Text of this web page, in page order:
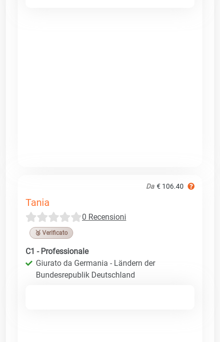
Da € 106.40
Tania
0 Recensioni
🥉 Verificato
C1 - Professionale
Giurato da Germania - Ländern der
Bundesrepublik Deutschland